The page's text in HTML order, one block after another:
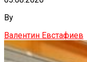
By
Валентин Евстафиев